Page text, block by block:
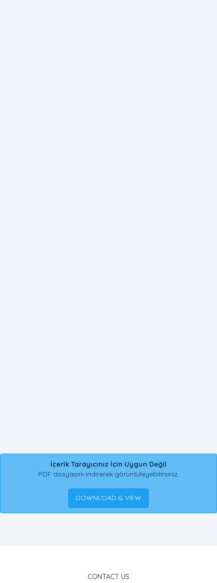
İçerik Tarayıcınız İçin Uygun Değil
PDF dosyasını indirerek görüntüleyebilirsiniz.
DOWNLOAD & VIEW
CONTACT US